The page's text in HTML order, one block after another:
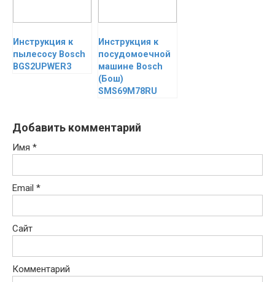
Инструкция к
пылесосу Bosch
BGS2UPWER3
Инструкция к
посудомоечной
машине Bosch
(Бош)
SMS69M78RU
Добавить комментарий
Имя *
Email *
Сайт
Комментарий